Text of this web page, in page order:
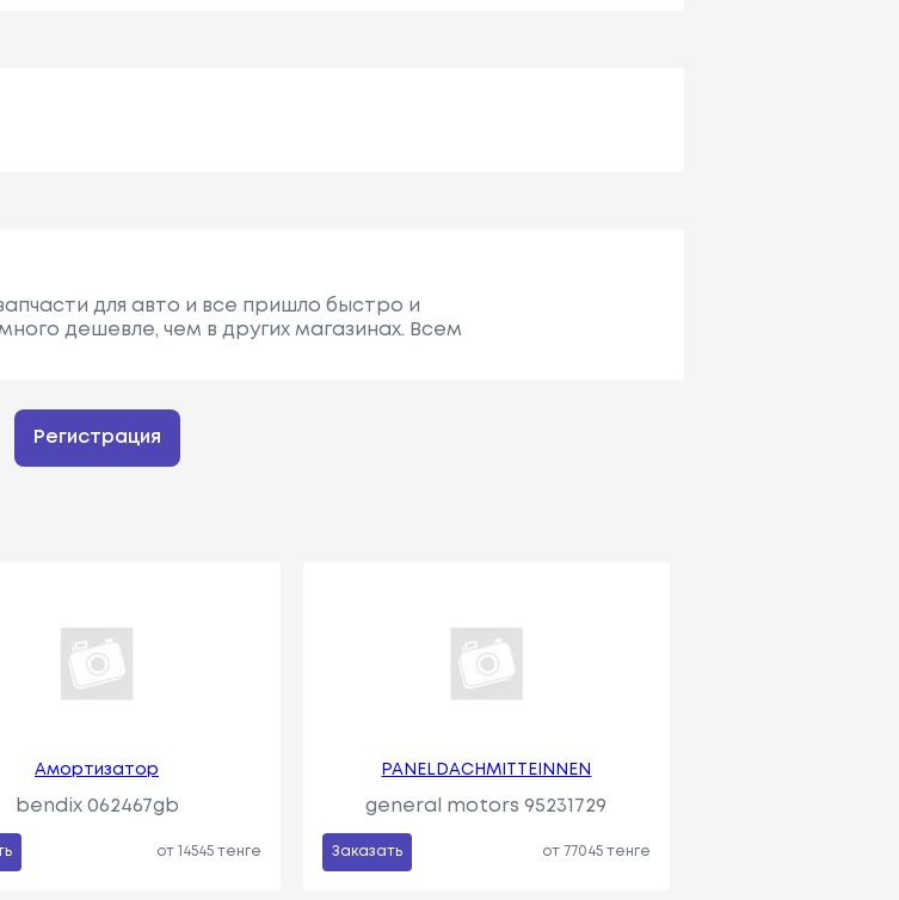
для авто и все пришло быстро и
дешевле, чем в других магазинах. Всем
Регистрация
Амортизатор
bendix 062467gb
от 14545 тенге
PANELDACHMITTEINNEN
general motors 95231729
Заказать от 77045 тенге